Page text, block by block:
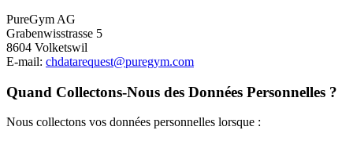
PureGym AG
Grabenwisstrasse 5
8604 Volketswil
E-mail: chdatarequest@puregym.com
Quand Collectons-Nous des Données Personnelles ?
Nous collectons vos données personnelles lorsque :